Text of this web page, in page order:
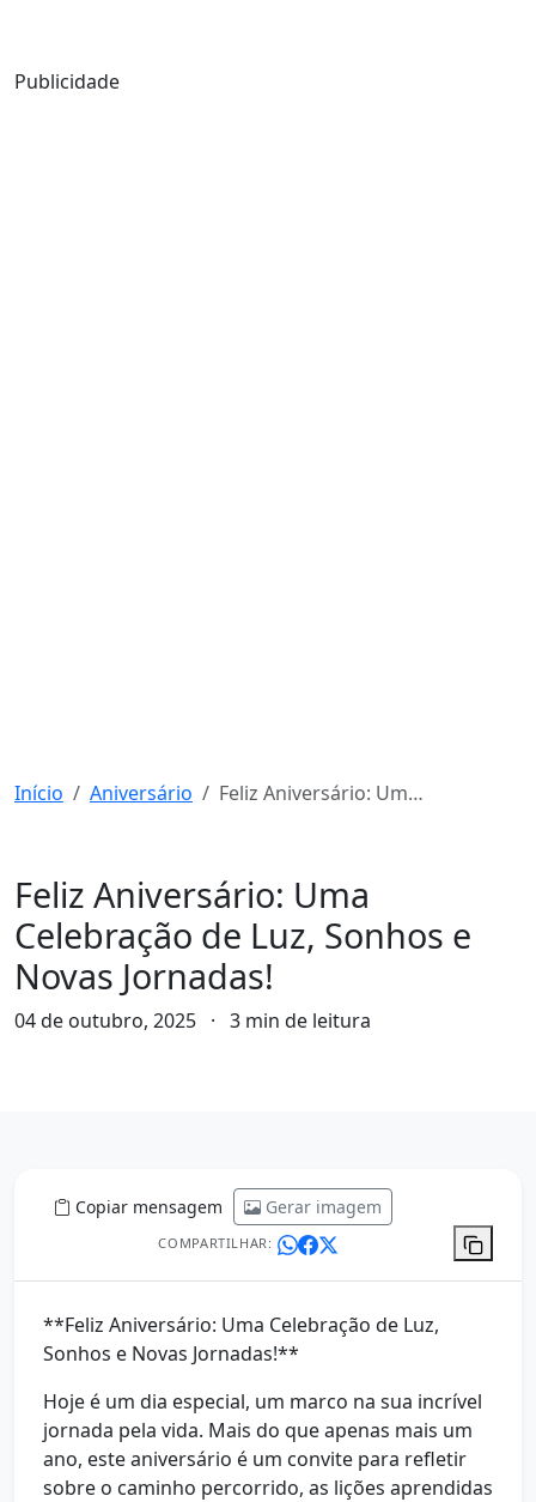
Publicidade
Início Aniversário Feliz Aniversário: Uma Celebração de Luz, Sonhos e Novas Jornadas!
Feliz Aniversário: Uma
Celebração de Luz, Sonhos e
Novas Jornadas!
04 de outubro, 2025 · 3 min de leitura
Copiar mensagem Gerar imagem
COMPARTILHAR:
**Feliz Aniversário: Uma Celebração de Luz,
Sonhos e Novas Jornadas!**
Hoje é um dia especial, um marco na sua incrível
jornada pela vida. Mais do que apenas mais um
ano, este aniversário é um convite para refletir
sobre o caminho percorrido, as lições aprendidas